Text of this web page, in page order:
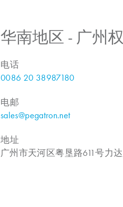
华南地区 - 广州
电话
0086 20 38987180
电邮
sales@pegatron.net
地址
广州市天河区粤垦路611号力